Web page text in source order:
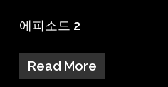
에피소드 2
Read More